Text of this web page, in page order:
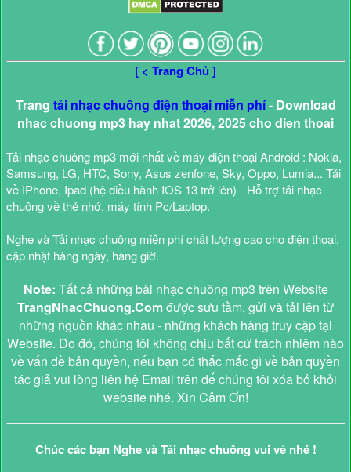
[ < Trang Chủ ]
Trang tải nhạc chuông điện thoại miễn phí- Download
nhac chuong mp3 hay nhat 2026, 2025 cho dien thoai
Tải nhạc chuông mp3 mới nhất về máy điện thoại Android : Nokia,
Samsung, LG, HTC, Sony, Asus zenfone, Sky, Oppo, Lumia... Tải
về IPhone, Ipad (hệ điều hành IOS 13 trở lên) - Hỗ trợ tải nhạc
chuông về thẻ nhớ, máy tính Pc/Laptop.
Nghe và Tải nhạc chuông miễn phí chất lượng cao cho điện thoại,
cập nhật hàng ngày, hàng giờ.
Note: Tất cả những bài nhạc chuông mp3 trên Website
TrangNhacChuong.Comđược sưu tầm, gửi và tải lên từ
những nguồn khác nhau - những khách hàng truy cập tại
Website. Do đó, chúng tôi không chịu bất cứ trách nhiệm nào
về vấn đề bản quyền, nếu bạn có thắc mắc gì về bản quyền
tác giả vui lòng liên hệ Email trên để chúng tôi xóa bỏ khỏi
website nhé. Xin Cảm Ơn!
Chúc các bạn Nghe và Tải nhạc chuông vui vẻ nhé !